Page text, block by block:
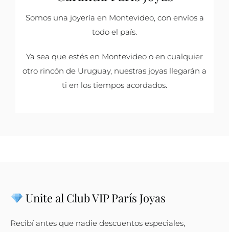
Somos una joyería en Montevideo, con envíos a
todo el país.
Ya sea que estés en Montevideo o en cualquier
otro rincón de Uruguay, nuestras joyas llegarán a
ti en los tiempos acordados.
Unite al Club VIP París Joyas
Recibí antes que nadie descuentos especiales,